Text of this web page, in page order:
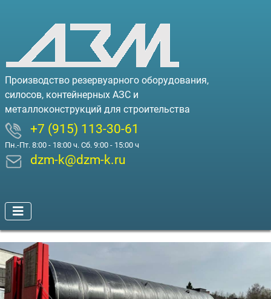
Производство резервуарного оборудования,
силосов, контейнерных АЗС и
металлоконструкций для строительства
+7 (915) 113-30-61
Пн.-Пт. 8:00 - 18:00 ч. Сб. 9:00 - 15:00 ч
dzm-k@dzm-k.ru